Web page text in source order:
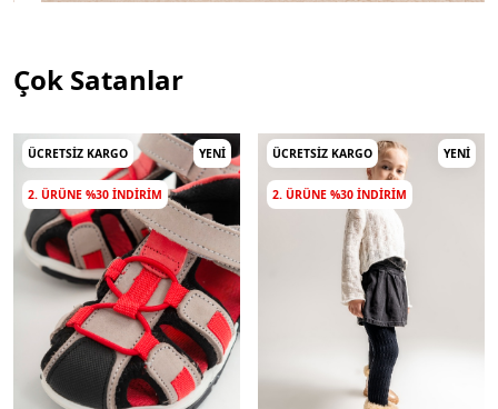
Çok Satanlar
ÜCRETSIZ KARGO YENI
2. ÜRÜNE %30 INDIRIM
ÜCRETSIZ KARGO YENI
2. ÜRÜNE %30 INDIRIM